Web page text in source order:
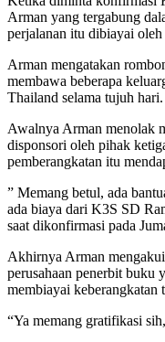
Arman yang tergabung
perjalanan itu dibiayai
Arman mengatakan
membawa beberapa
Thailand selama tujuh hari.
Awalnya Arman menolak
disponsori oleh pihak
pemberangkatan itu
” Memang betul, ada
ada biaya dari K3S SD
saat dikonfirmasi pada
Akhirnya Arman
perusahaan penerbit buku
membiayai keberangkatan
“Ya memang gratifikasi